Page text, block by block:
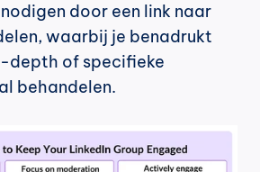
door een link naar
waarbij je benadrukt
depth of specifieke
behandelen.